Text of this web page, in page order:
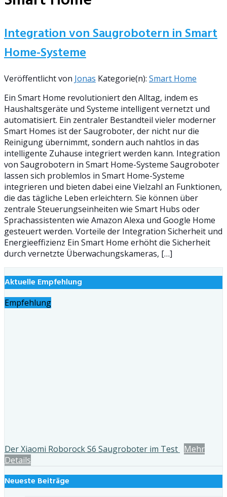
Integration von Saugrobotern in Smart
Home-Systeme
Veröffentlicht von Jonas Kategorie(n): Smart Home
Ein Smart Home revolutioniert den Alltag, indem es
Haushaltsgeräte und Systeme intelligent vernetzt und
automatisiert. Ein zentraler Bestandteil vieler moderner
Smart Homes ist der Saugroboter, der nicht nur die
Reinigung übernimmt, sondern auch nahtlos in das
intelligente Zuhause integriert werden kann. Integration
von Saugrobotern in Smart Home-Systeme Saugroboter
lassen sich problemlos in Smart Home-Systeme
integrieren und bieten dabei eine Vielzahl an Funktionen,
die das tägliche Leben erleichtern. Sie können über
zentrale Steuerungseinheiten wie Smart Hubs oder
Sprachassistenten wie Amazon Alexa und Google Home
gesteuert werden. Vorteile der Integration Sicherheit und
Energieeffizienz Ein Smart Home erhöht die Sicherheit
durch vernetzte Überwachungskameras, […]
Aktuelle Empfehlung
Empfehlung
Der Xiaomi Roborock S6 Saugroboter im Test Mehr
Details
Neueste Beiträge